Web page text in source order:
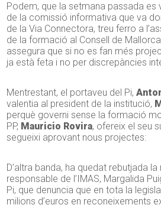
Podem, que la setmana passada es
de la comissió informativa que va
de la Via Connectora, treu ferro a
de la formació al Consell de
assegura que si no es fan més
ja està feta i no per discrepàncies
Mentrestant, el portaveu del Pi,
valentia al president de la institució,
perquè governi sense la formació
PP, Mauricio Rovira, ofereix el seu
segueixi aprovant nous projectes:
D’altra banda, ha quedat rebutjada
responsable de l’IMAS, Margalida
Pi, que denuncia que en tota la
milions d’euros en reconeixements